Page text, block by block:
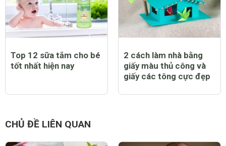
Top 12 sữa tắm cho bé
tốt nhất hiện nay
2 cách làm nhà bằng
giấy màu thủ công và
giấy các tông cực đẹp
CHỦ ĐỀ LIÊN QUAN